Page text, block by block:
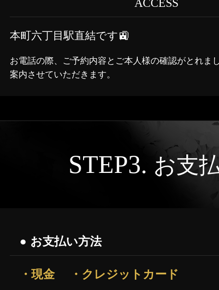
ACCESS
本町六丁目駅直結です🚉
お電話の際、ご予約内容とご本人様の確認がとれま
案内させていただきます。
STEP3. お支
● お支払い方法
・現金 ・クレジットカード